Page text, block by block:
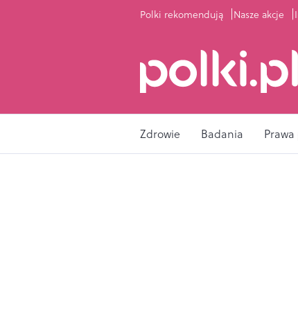
Polki rekomendują Nasze akcje
Zdrowie Badania